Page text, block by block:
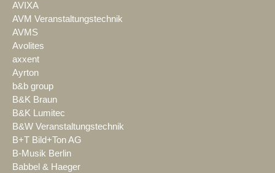
AVIXA
AVM Veranstaltungstechnik
AVMS
Avolites
axxent
Ayrton
b&b group
B&K Braun
B&K Lumitec
B&W Veranstaltungstechnik
B+T Bild+Ton AG
B-Musik Berlin
Babbel & Haeger